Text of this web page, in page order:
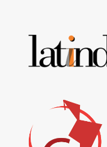
Base
de
datos